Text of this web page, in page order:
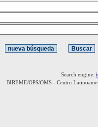
Search engine:
BIREME/OPS/OMS - Centro